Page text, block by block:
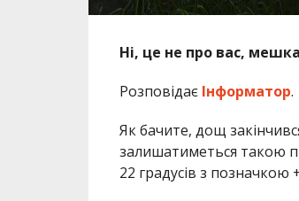
Ні, це не про вас,
Розповідає Інформатор.
Як бачите, дощ
залишатиметься такою
22 градусів з позначкою